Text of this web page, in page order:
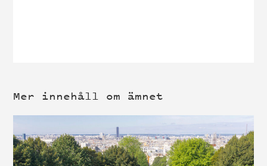
Mer innehåll om ämnet